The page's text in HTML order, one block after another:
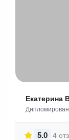
Екатерина
5.0 4